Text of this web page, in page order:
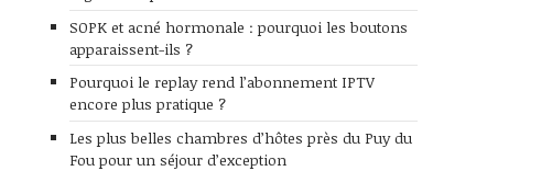
SOPK et acné hormonale : pourquoi les boutons
apparaissent-ils ?
Pourquoi le replay rend l’abonnement IPTV
encore plus pratique ?
Les plus belles chambres d’hôtes près du Puy du
Fou pour un séjour d’exception